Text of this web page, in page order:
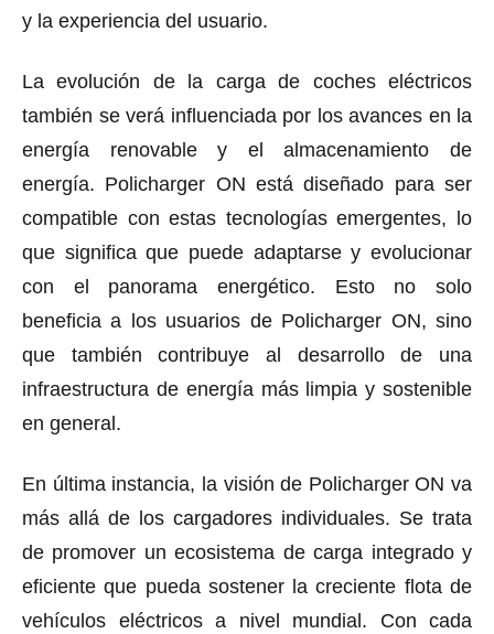
y la experiencia del usuario.
La evolución de la carga de coches eléctricos
también se verá influenciada por los avances en la
energía renovable y el almacenamiento de
energía. Policharger ON está diseñado para ser
compatible con estas tecnologías emergentes, lo
que significa que puede adaptarse y evolucionar
con el panorama energético. Esto no solo
beneficia a los usuarios de Policharger ON, sino
que también contribuye al desarrollo de una
infraestructura de energía más limpia y sostenible
en general.
En última instancia, la visión de Policharger ON va
más allá de los cargadores individuales. Se trata
de promover un ecosistema de carga integrado y
eficiente que pueda sostener la creciente flota de
vehículos eléctricos a nivel mundial. Con cada